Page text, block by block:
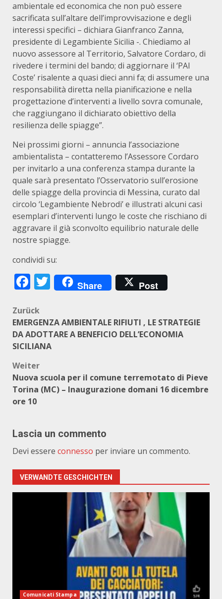
ambientale ed economica che non può essere
sacrificata sull’altare dell’improvvisazione e degli
interessi specifici – dichiara Gianfranco Zanna,
presidente di Legambiente Sicilia -. Chiediamo al
nuovo assessore al Territorio, Salvatore Cordaro, di
rivedere i termini del bando; di aggiornare il ‘PAI
Coste’ risalente a quasi dieci anni fa; di assumere una
responsabilità diretta nella pianificazione e nella
progettazione d’interventi a livello sovra comunale,
che raggiungano il dichiarato obiettivo della
resilienza delle spiagge”.
Nei prossimi giorni – annuncia l’associazione
ambientalista – contatteremo l’Assessore Cordaro
per invitarlo a una conferenza stampa durante la
quale sarà presentato l’Osservatorio sull’erosione
delle spiagge della provincia di Messina, curato dal
circolo ‘Legambiente Nebrodi’ e illustrati alcuni casi
esemplari d’interventi lungo le coste che rischiano di
aggravare il già sconvolto equilibrio naturale delle
nostre spiagge.
condividi su:
Facebook
Twitter
Share Post
Beitragsnavigation
Zurück
EMERGENZA AMBIENTALE RIFIUTI , LE STRATEGIE
DA ADOTTARE A BENEFICIO DELL’ECONOMIA
SICILIANA
Weiter
Nuova scuola per il comune terremotato di Pieve
Torina (MC) – Inaugurazione domani 16 dicembre
ore 10
Lascia un commento
Devi essere connesso per inviare un commento.
VERWANDTE GESCHICHTEN
Comunicati Stampa